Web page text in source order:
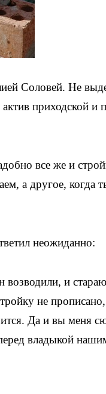
Соловей. Не
приходской и
все же и
а другое, когда
неожиданно:
и
не
Да и вы меня
владыкой